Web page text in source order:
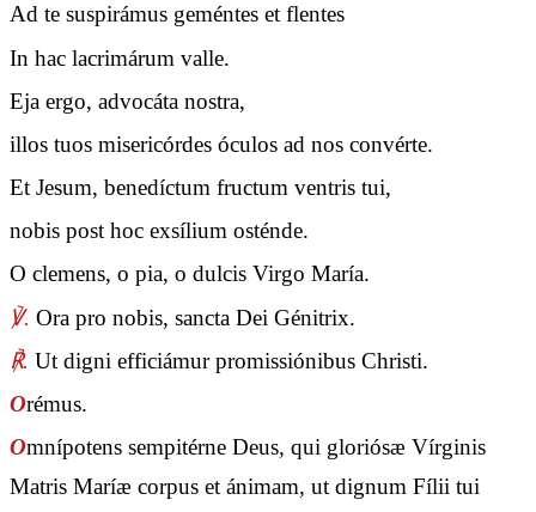
Ad te suspirámus geméntes et flentes
In hac lacrimárum valle.
Eja ergo, advocáta nostra,
illos tuos misericórdes óculos ad nos convérte.
Et Jesum, benedíctum fructum ventris tui,
nobis post hoc exsílium osténde.
O clemens, o pia, o dulcis Virgo María.
℣. Ora pro nobis, sancta Dei Génitrix.
℟. Ut digni efficiámur promissiónibus Christi.
Orémus.
Omnípotens sempitérne Deus, qui gloriósæ Vírginis
Matris Maríæ corpus et ánimam, ut dignum Fílii tui